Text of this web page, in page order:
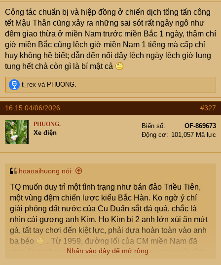
Công tác chuẩn bị và hiệp đồng ở chiến dịch tổng tấn công
tết Mậu Thân cũng xảy ra những sai sót rất ngây ngô như
đêm giao thừa ở miền Nam trước miền Bắc 1 ngày, thậm chí
giờ miền Bắc cũng lệch giờ miền Nam 1 tiếng mà cấp chỉ
huy không hề biết; dẫn đến nổi dậy lệch ngày lệch giờ lung
tung hết chả còn gì là bí mật cả
R
e
a
c
t
i
o
n
s
t_rex và PHUONG.
16:15 04/06/2026 #327
PHUONG.
Xe điện
Biển số
OF-869673
Động cơ
101,057 Mã lực
hoaoaihuong nói:
TQ muốn duy trì một tình trạng như bán đảo Triều Tiên,
một vùng đệm chiến lược kiểu Bắc Hàn. Ko ngờ ý chí
giải phóng đất nước của Cụ Duẩn sắt đá quá, chắc là
nhìn cái gương anh Kim. Họ Kim bị 2 anh lớn xúi ăn mứt
gà, tất tay chơi đến kiệt lực, phải dựa hoàn toàn vào anh
ba béo
. Từ 1959, đường lối của CM miền Nam đã
chuyển hướng lớn, thay vì “trường kỳ mai phục, xúc tích
Nhấn vào đây để mở rộng...